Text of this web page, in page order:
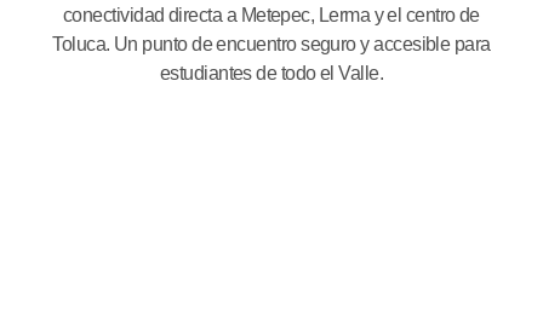
conectividad directa a Metepec, Lerma y el centro de
Toluca. Un punto de encuentro seguro y accesible para
estudiantes de todo el Valle.